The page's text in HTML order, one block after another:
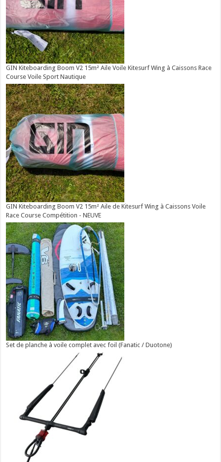
GIN Kiteboarding Boom V2 15m² Aile Voile Kitesurf Wing à Caissons Race
Course Voile Sport Nautique
GIN Kiteboarding Boom V2 15m² Aile de Kitesurf Wing à Caissons Voile
Race Course Compétition - NEUVE
Set de planche à voile complet avec foil (Fanatic / Duotone)